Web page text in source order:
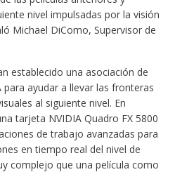
nivel impulsadas por la visión
Michael DiComo, Supervisor de
establecido una asociación de
ayudar a llevar las fronteras
al siguiente nivel. En
tarjeta NVIDIA Quadro FX 5800
de trabajo avanzadas para
en tiempo real del nivel de
complejo que una película como